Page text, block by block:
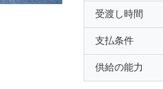
受渡し時間
支払条件
供給の能力